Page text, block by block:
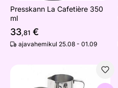
Presskann La Cafetière 350
ml
33,81 €
ajavahemikul 25.08 - 01.09
Kann roostevaba 350ml